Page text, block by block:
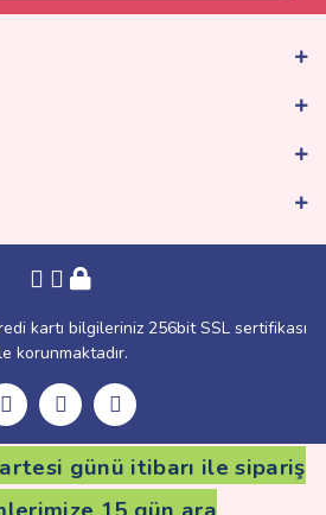
bulunuyor.
kartı bilgileriniz 256bit SSL sertifikası
korunmaktadır.
günü itibarı ile sipariş